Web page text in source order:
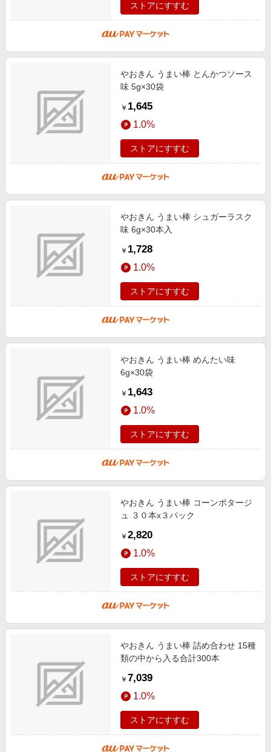
ストアにすすむ
やおきん うまい棒 とんかつソース
味 5g×30袋
￥ 1,645
1.0%
ストアにすすむ
やおきん うまい棒 シュガーラスク
味 6g×30本入
￥ 1,728
1.0%
ストアにすすむ
やおきん うまい棒 めんたい味
6g×30袋
￥ 1,643
1.0%
ストアにすすむ
やおきん うまい棒 コーンポタージ
ュ ３０本x３パック
￥ 2,820
1.0%
ストアにすすむ
やおきん うまい棒 詰め合わせ 15種
類の中から入る合計300本
￥ 7,039
1.0%
ストアにすすむ